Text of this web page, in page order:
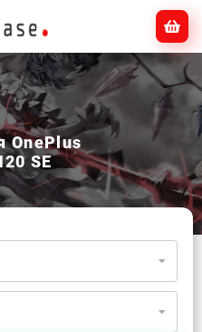
OnePlus
SE